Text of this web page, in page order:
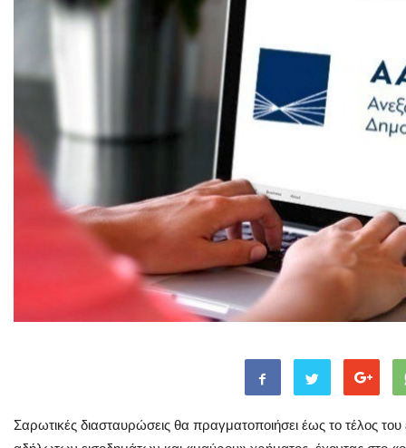
Σαρωτικές διασταυρώσεις θα πραγματοποιήσει έως το τέλος